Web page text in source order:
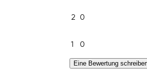
2 0
1 0
Eine Bewertung